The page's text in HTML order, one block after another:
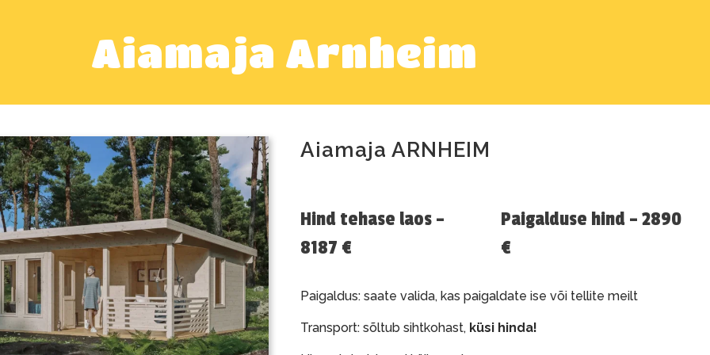
Aiamaja Arnheim
Aiamaja ARNHEIM
Hind tehase laos –
8187 €
Paigalduse hind – 2890
€
Paigaldus: saate valida, kas paigaldate ise või tellite meilt
Transport: sõltub sihtkohast, küsi hinda!